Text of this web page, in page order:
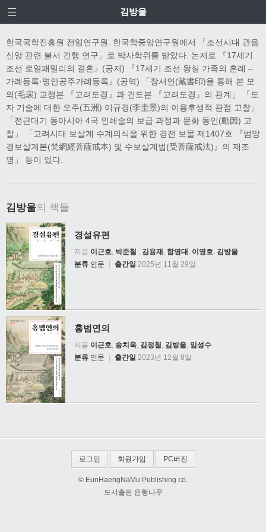
김방울
한국국학진흥원 전임연구원. 한국학중앙연구원에서 「조선시대 관음
신앙 관련 불서 간행 연구」로 박사학위를 받았다. 논저로 『17세기
조선 로열패밀리의 결혼』(공저) 『17세기 조선 왕실 가족의 혼례 –
가례등록·명안공주가례등록』(공역) 「장서인(藏書印)을 통해 본 모
의(毛扆) 교정본 『고려도경』과 건도본 『고려도경』의 관계」 「도
자 기술에 대한 오주(五洲) 이규경(李圭景)의 이용후생적 관점 고찰」
「전근대기 동아시아 4국 인쇄술의 보급 과정과 문화 동인(動因) 고
찰」 「고려시대 보살계 수계의식을 위한 경전 보물 제1407호 『범망
경보살계본(梵網經菩薩戒本) 및 수보살계법(受菩薩戒法)』의 재조
명」 등이 있다.
김방울의 책들
경설유편
지음 이근호, 박준철 , 김용재 , 함영대 , 이영호, 김방울
분류 인문 출간일 2025년 11월 29일
홍범연의
지음 이근호, 송치욱, 김정철 , 김방울, 임성수
분류 인문 | 출간일 2023년 12월 8일
로그인 회원가입 PC버전
© EunHaengNaMu Publishing co.
도서출판 은행나무